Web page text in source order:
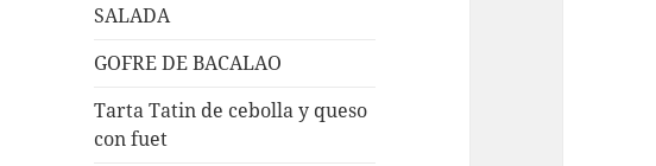
SALADA
GOFRE DE BACALAO
Tarta Tatin de cebolla y queso
con fuet